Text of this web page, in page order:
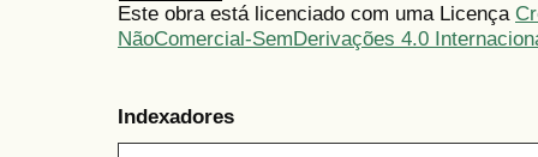
Este obra está licenciado com uma Licença
NãoComercial-SemDerivações 4.0
Indexadores